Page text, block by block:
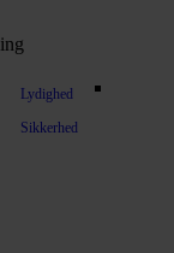
Lydighed
Sikkerhed